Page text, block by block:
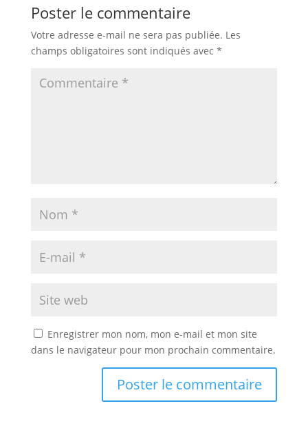
Poster le commentaire
Votre adresse e-mail ne sera pas publiée. Les
champs obligatoires sont indiqués avec *
Enregistrer mon nom, mon e-mail et mon site
dans le navigateur pour mon prochain commentaire.